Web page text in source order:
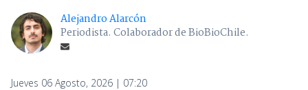
Alejandro Alarcón
Periodista. Colaborador de BioBioChile.
Jueves 06 Agosto, 2026 | 07:20